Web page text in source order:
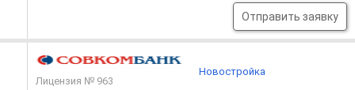
Отправить заявку
Лицензия № 963
Новостройка